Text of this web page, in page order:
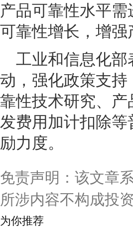
产品可靠性水平
可靠性增长，增
工业和信息化
动，强化政策支
靠性技术研究、
发费用加计扣除
励力度。
免责声明：该文章
所涉内容不构成投
为你推荐